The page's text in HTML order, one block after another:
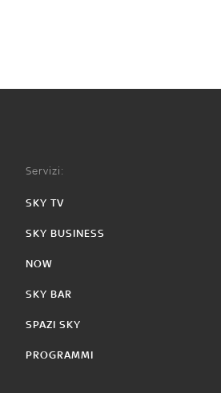
Servizi:
SKY TV
SKY BUSINESS
NOW
SKY BAR
SPAZI SKY
PROGRAMMI